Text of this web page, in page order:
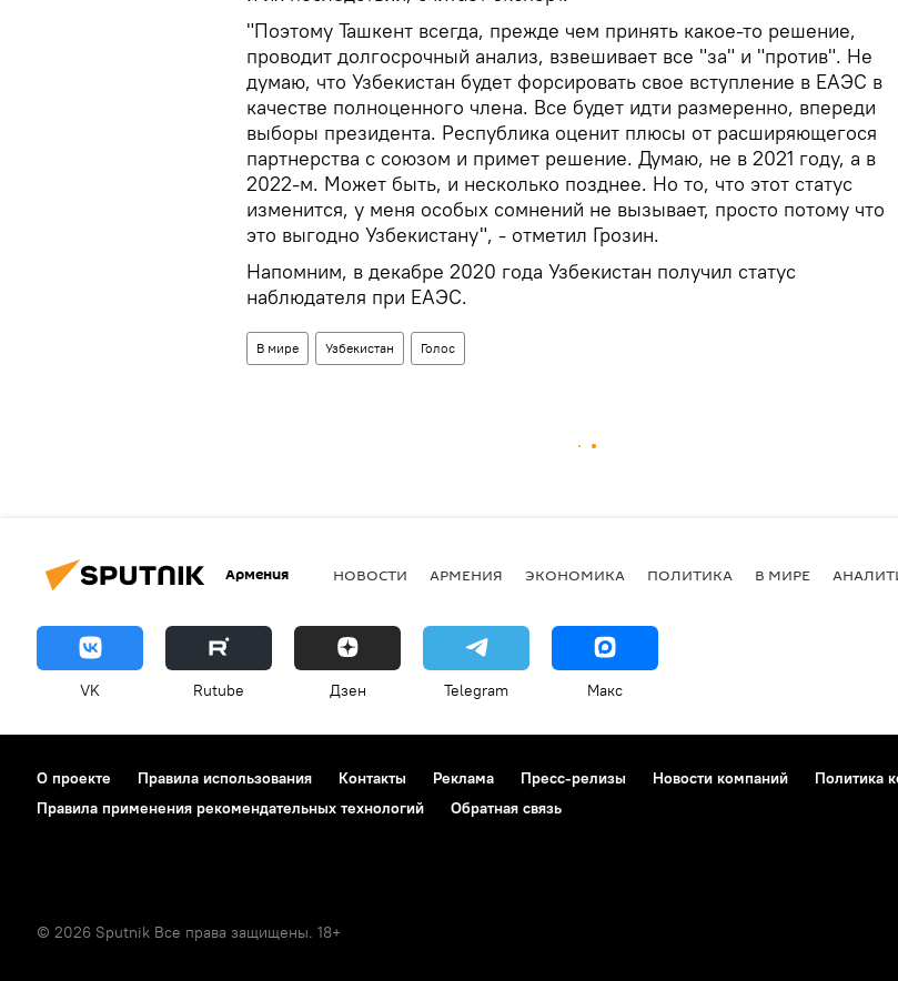
"Поэтому Ташкент всегда, прежде чем принять какое-то решение,
проводит долгосрочный анализ, взвешивает все "за" и "против". Не
думаю, что Узбекистан будет форсировать свое вступление в ЕАЭС в
качестве полноценного члена. Все будет идти размеренно, впереди
выборы президента. Республика оценит плюсы от расширяющегося
партнерства с союзом и примет решение. Думаю, не в 2021 году, а в
2022-м. Может быть, и несколько позднее. Но то, что этот статус
изменится, у меня особых сомнений не вызывает, просто потому что
это выгодно Узбекистану", - отметил Грозин.
Напомним, в декабре 2020 года Узбекистан получил статус
наблюдателя при ЕАЭС.
В мире Узбекистан Голос
Армения НОВОСТИ АРМЕНИЯ ЭКОНОМИКА ПОЛИТИКА В МИРЕ
VK Rutube Дзен Telegram Макс
О проекте Правила использования Контакты Реклама Пресс-релизы Новости компаний Политика
Правила применения рекомендательных технологий
Обратная связь
© 2026 Sputnik Все права защищены. 18+